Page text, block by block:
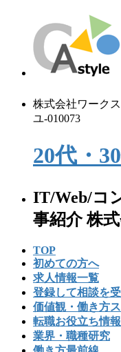
株式会社ワーク
ユ-010073
20代・
IT/Web/コ
事紹介 株
TOP
初めての⽅へ
求人情報一覧
登録して相談を
価値観・働き方
転職お役立ち情報
業界・職種研究